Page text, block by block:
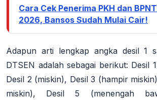
Cara Cek Penerima PKH dan
2026, Bansos Sudah Mulai Cair!
Adapun arti lengkap angka desil 1
DTSEN adalah sebagai berikut: Desil
Desil 2 (miskin), Desil 3 (hampir
miskin), Desil 5 (menengah